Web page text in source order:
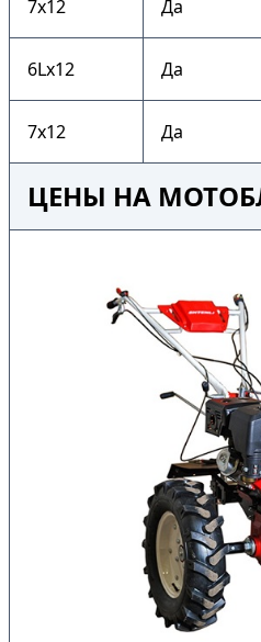
7х12 Да
6Lх12 Да
7х12 Да
ЦЕНЫ НА